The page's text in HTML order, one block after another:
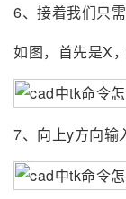
6、接着我们只
如图，首先是X
7、向上y方向输